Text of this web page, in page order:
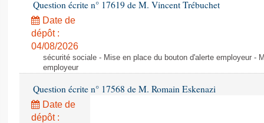
Question écrite n° 17619 de M. Vincent Trébuchet
Date de
dépôt :
04/08/2026
sécurité sociale - Mise en place du bouton d'alerte employeur -
employeur
Question écrite n° 17568 de M. Romain Eskenazi
Date de
dépôt :